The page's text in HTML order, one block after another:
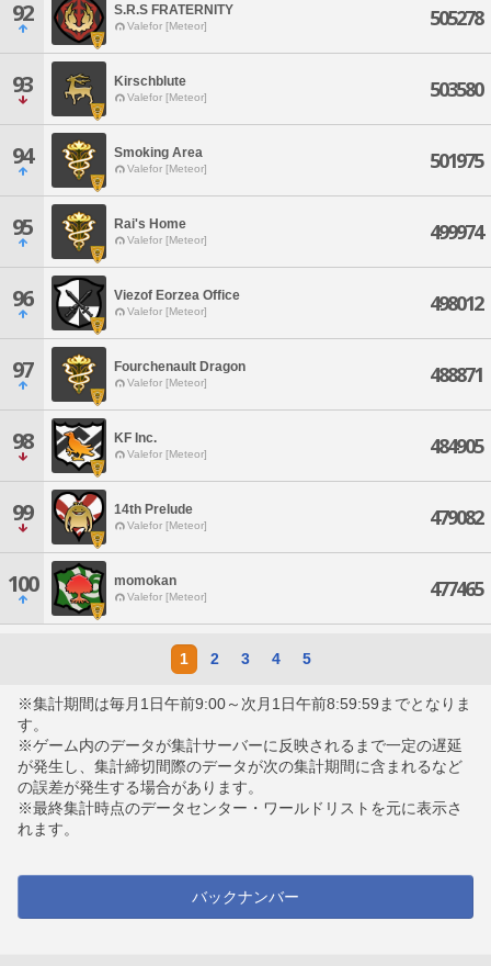
92 S.R.S FRATERNITY
Valefor [Meteor] 505278
93 Kirschblute
Valefor [Meteor] 503580
94 Smoking Area
Valefor [Meteor] 501975
95 Rai's Home
Valefor [Meteor] 499974
96 Viezof Eorzea Office
Valefor [Meteor] 498012
97 Fourchenault Dragon
Valefor [Meteor] 488871
98 KF Inc.
Valefor [Meteor] 484905
99 14th Prelude
Valefor [Meteor] 479082
100 momokan
Valefor [Meteor] 477465
1 2 3 4 5
※集計期間は毎月1日午前9:00～次月1日午前8:59:59までとなりま
す。
※ゲーム内のデータが集計サーバーに反映されるまで一定の遅延
が発生し、集計締切間際のデータが次の集計期間に含まれるなど
の誤差が発生する場合があります。
※最終集計時点のデータセンター・ワールドリストを元に表示さ
れます。
バックナンバー